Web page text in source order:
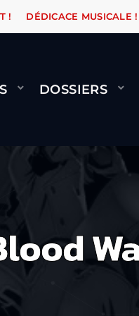
PASSE, ÇA LE FAIT !
! DÉDICACE MUSICALE !
DOSSIERS